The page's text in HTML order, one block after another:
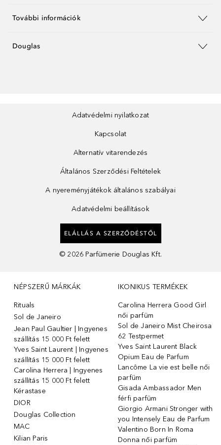
További információk
Douglas
Adatvédelmi nyilatkozat
Kapcsolat
Alternatív vitarendezés
Általános Szerződési Feltételek
A nyereményjátékok általános szabályai
Adatvédelmi beállítások
ELÁLLÁS A SZERZŐDÉSTŐL
© 2026 Parfümerie Douglas Kft.
NÉPSZERŰ MÁRKÁK
Rituals
Sol de Janeiro
Jean Paul Gaultier | Ingyenes
szállítás 15 000 Ft felett
Yves Saint Laurent | Ingyenes
szállítás 15 000 Ft felett
Carolina Herrera | Ingyenes
szállítás 15 000 Ft felett
Kérastase
DIOR
Douglas Collection
MAC
Kilian Paris
IKONIKUS TERMÉKEK
Carolina Herrera Good Girl
női parfüm
Sol de Janeiro Mist Cheirosa
62 Testpermet
Yves Saint Laurent Black
Opium Eau de Parfum
Lancôme La vie est belle női
parfüm
Gisada Ambassador Men
férfi parfüm
Giorgio Armani Stronger with
you Intensely Eau de Parfum
Valentino Born In Roma
Donna női parfüm